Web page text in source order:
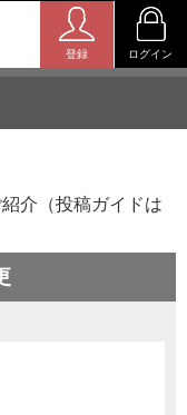
登録 ログイン
介（投稿ガイドは